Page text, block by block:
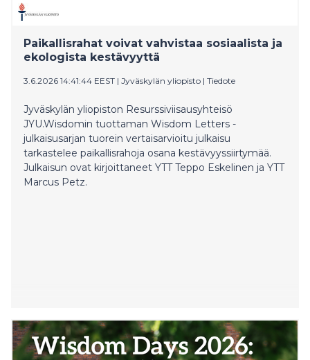
niin, etteivät kustannukset jää yksin julkiselle sektorille.
Paikallisrahat voivat vahvistaa sosiaalista ja
ekologista kestävyyttä
3.6.2026 14:41:44 EEST | Jyväskylän yliopisto | Tiedote
Jyväskylän yliopiston Resurssiviisausyhteisö
JYU.Wisdomin tuottaman Wisdom Letters -
julkaisusarjan tuorein vertaisarvioitu julkaisu
tarkastelee paikallisrahoja osana kestävyyssiirtymää.
Julkaisun ovat kirjoittaneet YTT Teppo Eskelinen ja YTT
Marcus Petz.